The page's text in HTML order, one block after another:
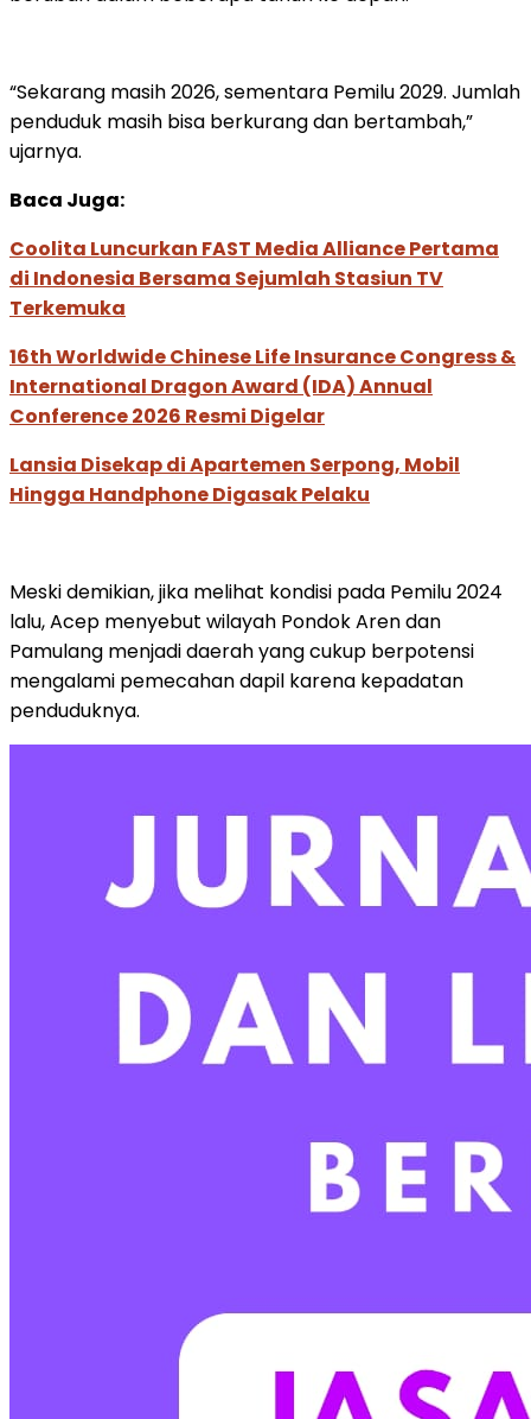
“Sekarang masih 2026, sementara Pemilu 2029. Jumlah
penduduk masih bisa berkurang dan bertambah,”
ujarnya.
Baca Juga:
Coolita Luncurkan FAST Media Alliance Pertama
di Indonesia Bersama Sejumlah Stasiun TV
Terkemuka
16th Worldwide Chinese Life Insurance Congress &
International Dragon Award (IDA) Annual
Conference 2026 Resmi Digelar
Lansia Disekap di Apartemen Serpong, Mobil
Hingga Handphone Digasak Pelaku
Meski demikian, jika melihat kondisi pada Pemilu 2024
lalu, Acep menyebut wilayah Pondok Aren dan
Pamulang menjadi daerah yang cukup berpotensi
mengalami pemecahan dapil karena kepadatan
penduduknya.